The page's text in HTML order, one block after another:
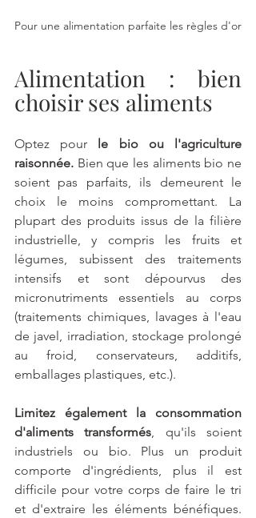
Pour une alimentation parfaite les règles d'or
Alimentation : bien
choisir ses aliments
Optez pour
le bio ou l'agriculture
raisonnée. Bien que les aliments bio ne
soient pas parfaits, ils demeurent le
choix le moins compromettant. La
plupart des produits issus de la filière
industrielle, y compris les fruits et
légumes, subissent des traitements
intensifs et sont dépourvus des
micronutriments essentiels au corps
(traitements chimiques, lavages à l'eau
de javel, irradiation, stockage prolongé
au froid, conservateurs, additifs,
emballages plastiques, etc.).
Limitez également la consommation
d'aliments transformés, qu'ils soient
industriels ou bio. Plus un produit
comporte d'ingrédients, plus il est
difficile pour votre corps de faire le tri
et d'extraire les éléments bénéfiques.